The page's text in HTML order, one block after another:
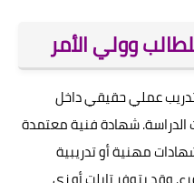
عملي حقيقي داخل
شهادة فنية معتمدة
مهنية أو تدريبية